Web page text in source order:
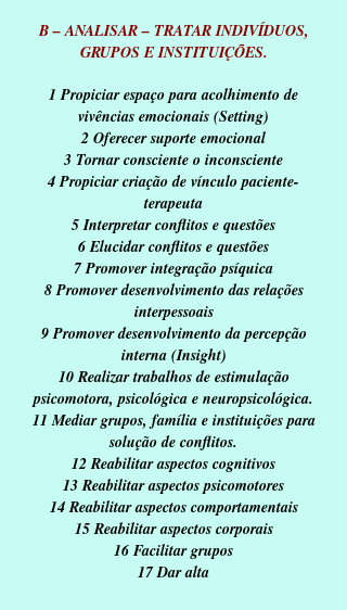
B – ANALISAR – TRATAR INDIVÍDUOS,
GRUPOS E INSTITUIÇÕES.
1 Propiciar espaço para acolhimento de
vivências emocionais (Setting)
2 Oferecer suporte emocional
3 Tornar consciente o inconsciente
4 Propiciar criação de vínculo paciente-
terapeuta
5 Interpretar conflitos e questões
6 Elucidar conflitos e questões
7 Promover integração psíquica
8 Promover desenvolvimento das relações
interpessoais
9 Promover desenvolvimento da percepção
interna (Insight)
10 Realizar trabalhos de estimulação
psicomotora, psicológica e neuropsicológica.
11 Mediar grupos, família e instituições para
solução de conflitos.
12 Reabilitar aspectos cognitivos
13 Reabilitar aspectos psicomotores
14 Reabilitar aspectos comportamentais
15 Reabilitar aspectos corporais
16 Facilitar grupos
17 Dar alta